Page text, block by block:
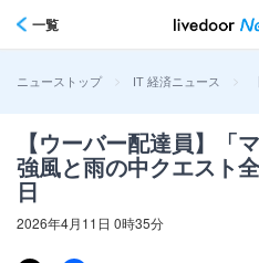
一覧
ニューストップ > IT 経済ニュース >
【ウーバー配達員】「
強風と雨の中クエスト
日
2026年4月11日 0時35分